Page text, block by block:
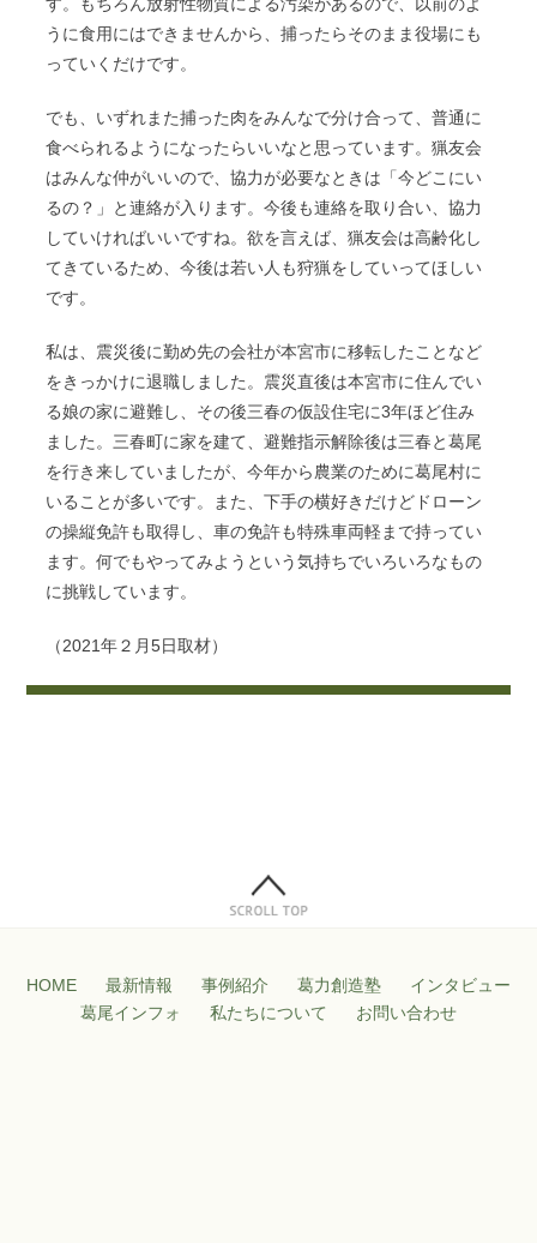
うに食用にはできませんから、捕ったらそのまま役場にも
っていくだけです。
でも、いずれまた捕った肉をみんなで分け合って、普通に
食べられるようになったらいいなと思っています。猟友会
はみんな仲がいいので、協力が必要なときは「今どこにい
るの？」と連絡が入ります。今後も連絡を取り合い、協力
していければいいですね。欲を言えば、猟友会は高齢化し
てきているため、今後は若い人も狩猟をしていってほしい
です。
私は、震災後に勤め先の会社が本宮市に移転したことなど
をきっかけに退職しました。震災直後は本宮市に住んでい
る娘の家に避難し、その後三春の仮設住宅に3年ほど住み
ました。三春町に家を建て、避難指示解除後は三春と葛尾
を行き来していましたが、今年から農業のために葛尾村に
いることが多いです。また、下手の横好きだけどドローン
の操縦免許も取得し、車の免許も特殊車両軽まで持ってい
ます。何でもやってみようという気持ちでいろいろなもの
に挑戦しています。
（2021年２月5日取材）
HOME 最新情報 事例紹介 葛力創造塾
インタビュー
葛尾インフォ
私たちについて お問い合わせ